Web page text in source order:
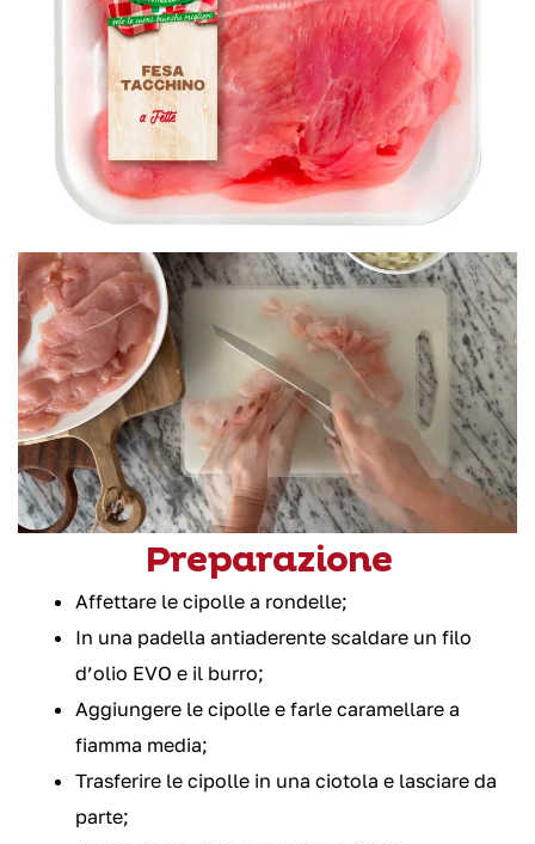
Preparazione
Affettare le cipolle a rondelle;
In una padella antiaderente scaldare un filo
d’olio EVO e il burro;
Aggiungere le cipolle e farle caramellare a
fiamma media;
Trasferire le cipolle in una ciotola e lasciare da
parte;